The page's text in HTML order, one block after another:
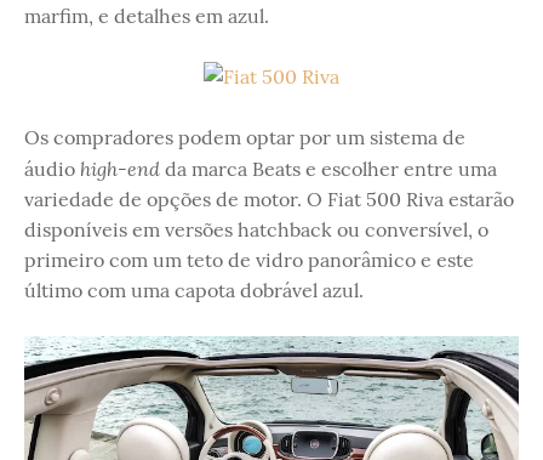
marfim, e detalhes em azul.
Os compradores podem optar por um sistema de
áudio high-end da marca Beats e escolher entre uma
variedade de opções de motor. O Fiat 500 Riva estarão
disponíveis em versões hatchback ou conversível, o
primeiro com um teto de vidro panorâmico e este
último com uma capota dobrável azul.